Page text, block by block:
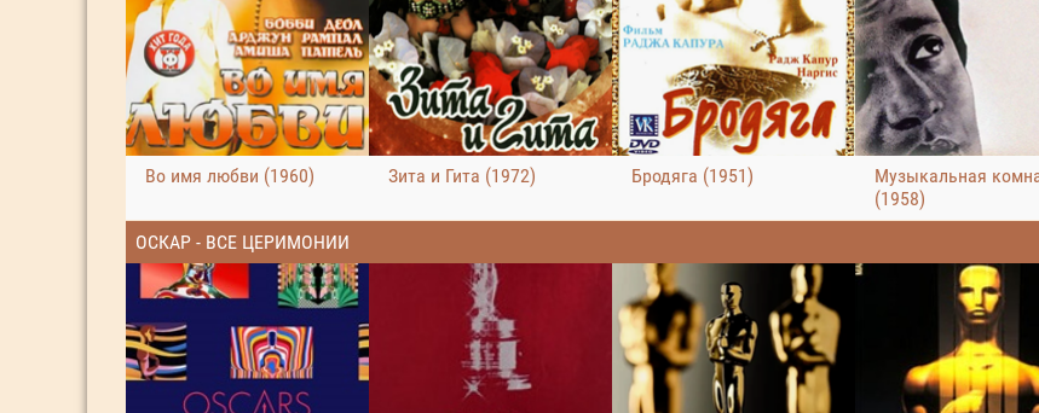
Во имя любви (1960) Зита и Гита (1972) Бродяга (1951)
Музыкальная
(1958)
ОСКАР - ВСЕ ЦЕРИМОНИИ